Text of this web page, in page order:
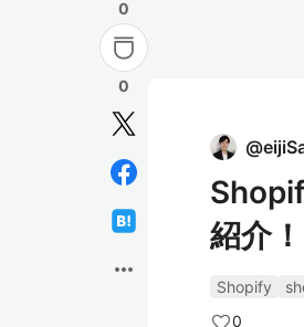
0
0
more_horiz
@
紹介！
Shopify
0